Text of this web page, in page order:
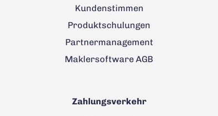
Kundenstimmen
Produktschulungen
Partnermanagement
Maklersoftware AGB
Zahlungsverkehr